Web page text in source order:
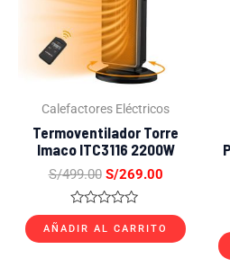
Calefactores Eléctricos
Termoventilador Torre
Imaco ITC3116 2200W
S/499.00 S/269.00
Valorado
con
0
AÑADIR AL CARRITO